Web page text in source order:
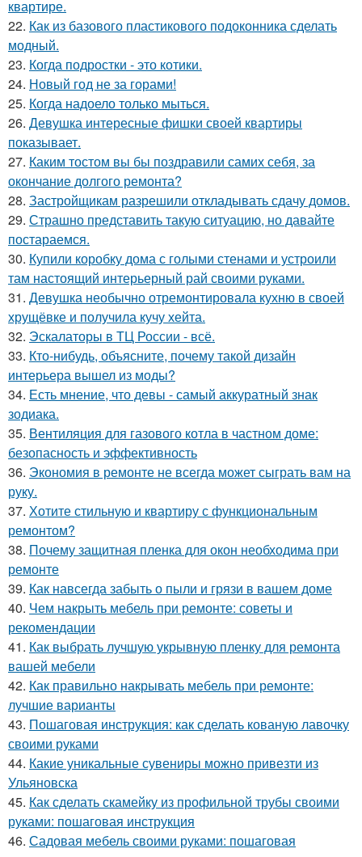
квартире.
22. Как из базового пластикового подоконника сделать
модный.
23. Когда подростки - это котики.
24. Новый год не за горами!
25. Когда надоело только мыться.
26. Девушка интересные фишки своей квартиры
показывает.
27. Каким тостом вы бы поздравили самих себя, за
окончание долгого ремонта?
28. Застройщикам разрешили откладывать сдачу домов.
29. Страшно представить такую ситуацию, но давайте
постараемся.
30. Купили коробку дома с голыми стенами и устроили
там настоящий интерьерный рай своими руками.
31. Девушка необычно отремонтировала кухню в своей
хрущёвке и получила кучу хейта.
32. Эскалаторы в ТЦ России - всё.
33. Кто-нибудь, объясните, почему такой дизайн
интерьера вышел из моды?
34. Есть мнение, что девы - самый аккуратный знак
зодиака.
35. Вентиляция для газового котла в частном доме:
безопасность и эффективность
36. Экономия в ремонте не всегда может сыграть вам на
руку.
37. Хотите стильную и квартиру с функциональным
ремонтом?
38. Почему защитная пленка для окон необходима при
ремонте
39. Как навсегда забыть о пыли и грязи в вашем доме
40. Чем накрыть мебель при ремонте: советы и
рекомендации
41. Как выбрать лучшую укрывную пленку для ремонта
вашей мебели
42. Как правильно накрывать мебель при ремонте:
лучшие варианты
43. Пошаговая инструкция: как сделать кованую лавочку
своими руками
44. Какие уникальные сувениры можно привезти из
Ульяновска
45. Как сделать скамейку из профильной трубы своими
руками: пошаговая инструкция
46. Садовая мебель своими руками: пошаговая